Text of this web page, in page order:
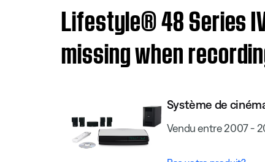
Lifestyle® 48 Series
missing when
Système de
Vendu entre 2007 -